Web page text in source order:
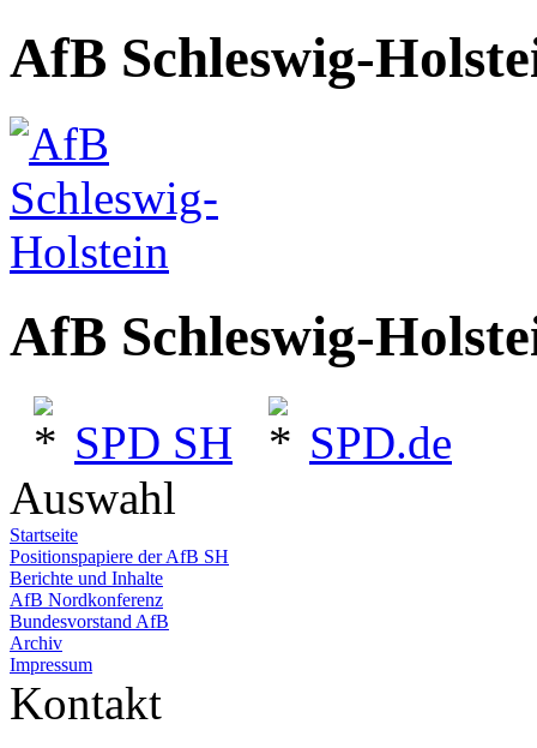
AfB Schleswig-
AfB Schleswig-
SPD SH
SPD.de
Auswahl
Startseite
Positionspapiere der AfB SH
Berichte und Inhalte
AfB Nordkonferenz
Bundesvorstand AfB
Archiv
Impressum
Kontakt